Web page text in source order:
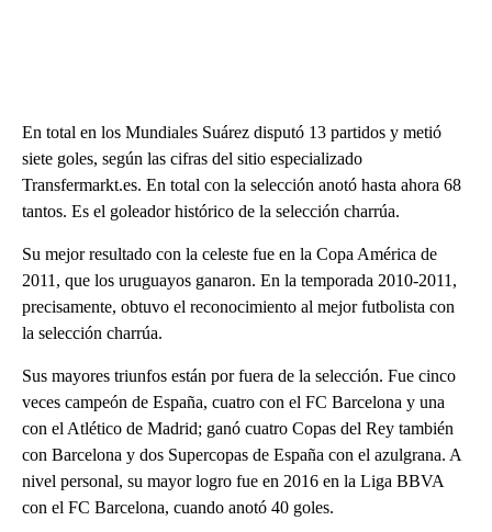
En total en los Mundiales Suárez disputó 13 partidos y metió
siete goles, según las cifras del sitio especializado
Transfermarkt.es. En total con la selección anotó hasta ahora 68
tantos. Es el goleador histórico de la selección charrúa.
Su mejor resultado con la celeste fue en la Copa América de
2011, que los uruguayos ganaron. En la temporada 2010-2011,
precisamente, obtuvo el reconocimiento al mejor futbolista con
la selección charrúa.
Sus mayores triunfos están por fuera de la selección. Fue cinco
veces campeón de España, cuatro con el FC Barcelona y una
con el Atlético de Madrid; ganó cuatro Copas del Rey también
con Barcelona y dos Supercopas de España con el azulgrana. A
nivel personal, su mayor logro fue en 2016 en la Liga BBVA
con el FC Barcelona, cuando anotó 40 goles.